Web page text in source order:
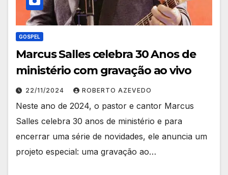
GOSPEL
Marcus Salles celebra 30 Anos de
ministério com gravação ao vivo
22/11/2024 ROBERTO AZEVEDO
Neste ano de 2024, o pastor e cantor Marcus
Salles celebra 30 anos de ministério e para
encerrar uma série de novidades, ele anuncia um
projeto especial: uma gravação ao…